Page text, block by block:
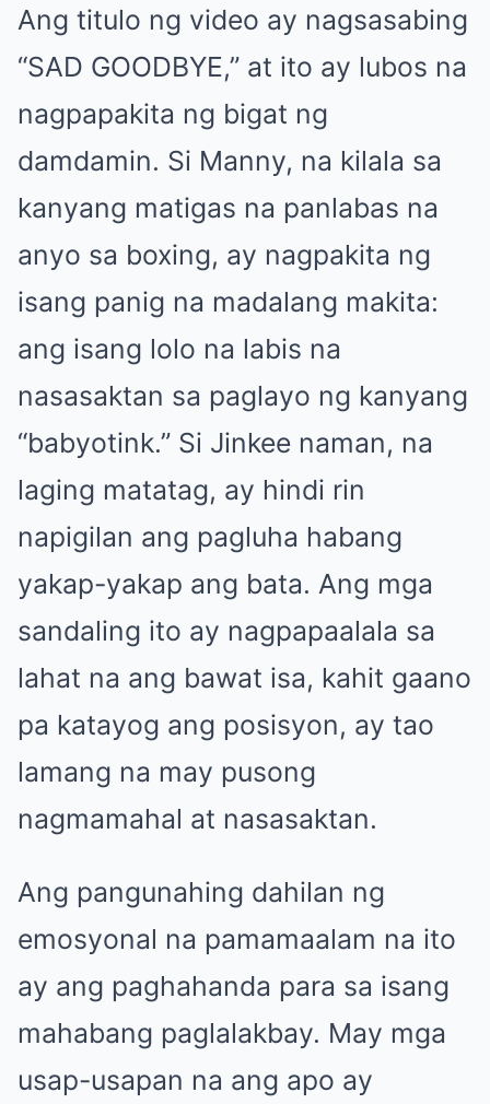
Ang titulo ng video ay nagsasabing
“SAD GOODBYE,” at ito ay lubos na
nagpapakita ng bigat ng
damdamin. Si Manny, na kilala sa
kanyang matigas na panlabas na
anyo sa boxing, ay nagpakita ng
isang panig na madalang makita:
ang isang lolo na labis na
nasasaktan sa paglayo ng kanyang
“babyotink.” Si Jinkee naman, na
laging matatag, ay hindi rin
napigilan ang pagluha habang
yakap-yakap ang bata. Ang mga
sandaling ito ay nagpapaalala sa
lahat na ang bawat isa, kahit gaano
pa katayog ang posisyon, ay tao
lamang na may pusong
nagmamahal at nasasaktan.
Ang pangunahing dahilan ng
emosyonal na pamamaalam na ito
ay ang paghahanda para sa isang
mahabang paglalakbay. May mga
usap-usapan na ang apo ay